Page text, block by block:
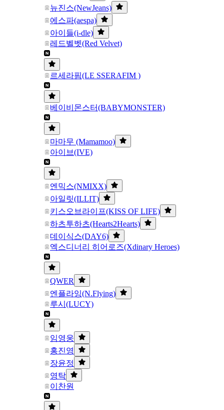
뉴진스(NewJeans)
에스파(aespa)
아이들(i-dle)
레드벨벳(Red Velvet)
르세라핌(LE SSERAFIM )
베이비몬스터(BABYMONSTER)
마마무 (Mamamoo)
아이브(IVE)
엔믹스(NMIXX)
아일릿(ILLIT)
키스오브라이프(KISS OF LIFE)
하츠투하츠(Hearts2Hearts)
데이식스(DAY6)
엑스디너리 히어로즈(Xdinary Heroes)
QWER
엔플라잉(N.Flying)
루시(LUCY)
임영웅
홍진영
장윤정
영탁
이찬원